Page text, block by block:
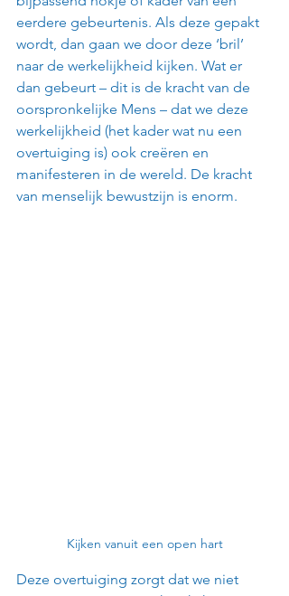
eerdere gebeurtenis. Als deze gepakt
wordt, dan gaan we door deze ‘bril’
naar de werkelijkheid kijken. Wat er
dan gebeurt – dit is de kracht van de
oorspronkelijke Mens – dat we deze
werkelijkheid (het kader wat nu een
overtuiging is) ook creëren en
manifesteren in de wereld. De kracht
van menselijk bewustzijn is enorm.
Kijken vanuit een open hart
Deze overtuiging zorgt dat we niet